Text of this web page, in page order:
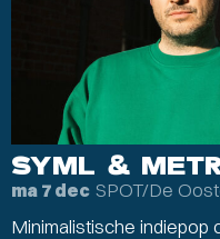
SYML &
ma 7 dec SPOT/De
Minimalistische indiepop